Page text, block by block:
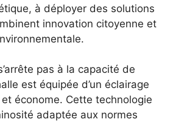
à déployer des solutions
innovation citoyenne et
pas à la capacité de
est équipée d’un éclairage
économe. Cette technologie
adaptée aux normes